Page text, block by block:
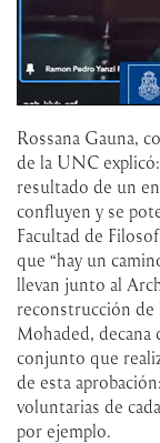
Rossana Gauna,
de la UNC
resultado de un
confluyen y se
Facultad de
que “hay un
llevan junto al
reconstrucción de
Mohaded, decana
conjunto que
de esta
voluntarias de
por ejemplo.